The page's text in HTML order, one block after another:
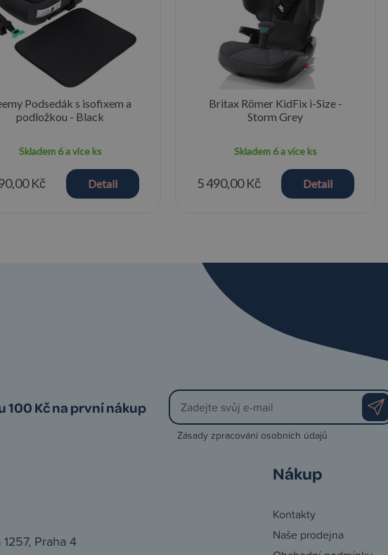
Podsedák s isofixem a
podložkou - Black
Skladem 6 a více ks
Kč Detail
Britax Römer KidFix i-Size -
Storm Grey
Skladem 6 a více ks
5 490,00 Kč Detail
100 Kč na první nákup
Zásady zpracování osobních údajů
Praha 4
Nákup
Kontakty
Naše prodejna